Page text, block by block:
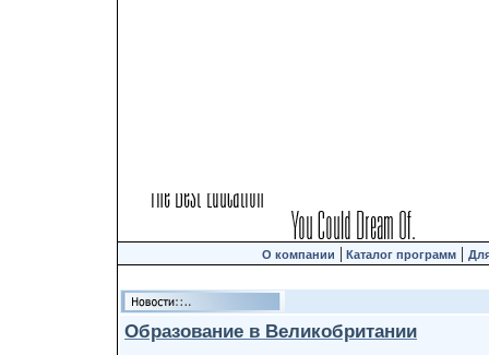
О компании | Каталог программ |
Образование в Великобритании